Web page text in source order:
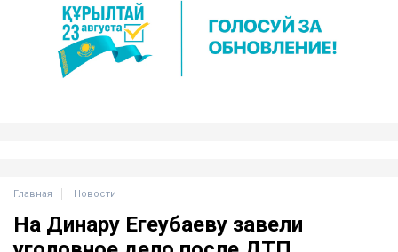
Главная Новости
На Динару Егеубаеву завели